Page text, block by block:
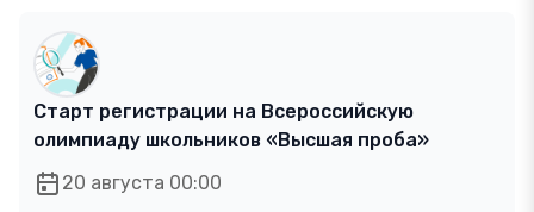
Старт регистрации на Всероссийскую
олимпиаду школьников «Высшая проба»
20 августа 00:00